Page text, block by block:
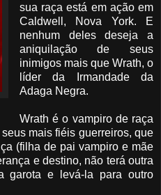
sua raça está em ação em
Caldwell, Nova York. E
nenhum deles deseja a
aniquilação de seus
inimigos mais que Wrath, o
líder da Irmandade da
Adaga Negra.
Wrath é o vampiro de raça
mais fiéis guerreiros, que
(filha de pai vampiro e mãe
e destino, não terá outra
garota e levá-la para outro